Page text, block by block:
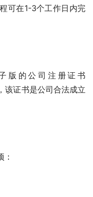
可在1-3个工作日内完
版的公司注册证书
证书是公司合法成立